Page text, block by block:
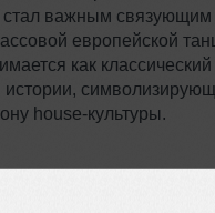
стал важным
европейской
как классический
истории,
house-культуры.